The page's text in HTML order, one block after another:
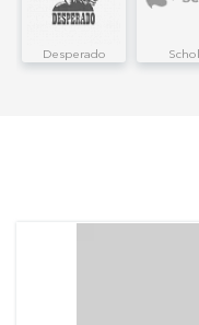
Desperado